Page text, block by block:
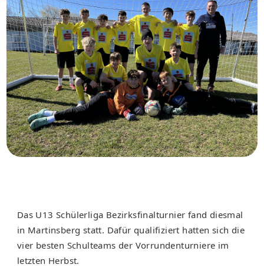
Das U13 Schülerliga Bezirksfinalturnier fand diesmal
in Martinsberg statt. Dafür qualifiziert hatten sich die
vier besten Schulteams der Vorrundenturniere im
letzten Herbst.